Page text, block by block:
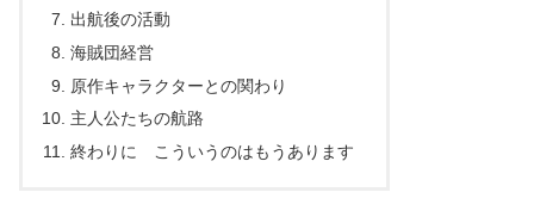
出航後の活動
海賊団経営
原作キャラクターとの関わり
主人公たちの航路
終わりに こういうのはもうあります